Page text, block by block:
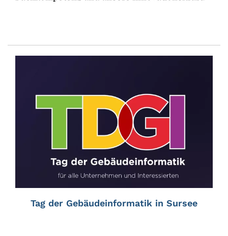
Tag der Gebäudeinformatik in Sursee